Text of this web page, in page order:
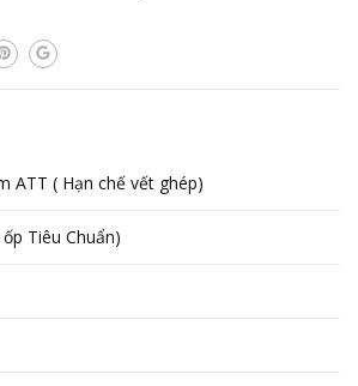
ATT ( Hạn chế vết ghép)
Tiêu Chuẩn)